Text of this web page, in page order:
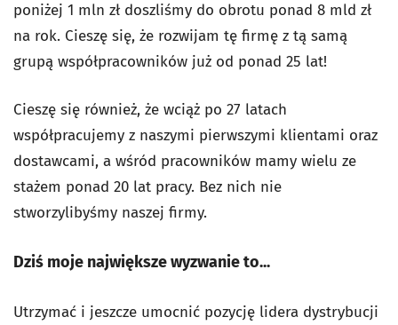
poniżej 1 mln zł doszliśmy do obrotu ponad 8 mld zł
na rok. Cieszę się, że rozwijam tę firmę z tą samą
grupą współpracowników już od ponad 25 lat!
Cieszę się również, że wciąż po 27 latach
współpracujemy z naszymi pierwszymi klientami oraz
dostawcami, a wśród pracowników mamy wielu ze
stażem ponad 20 lat pracy. Bez nich nie
stworzylibyśmy naszej firmy.
Dziś moje największe wyzwanie to...
Utrzymać i jeszcze umocnić pozycję lidera dystrybucji